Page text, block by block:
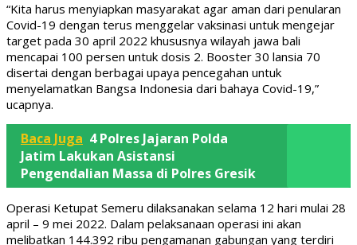
“Kita harus menyiapkan masyarakat agar aman dari penularan
Covid-19 dengan terus menggelar vaksinasi untuk mengejar
target pada 30 april 2022 khususnya wilayah jawa bali
mencapai 100 persen untuk dosis 2. Booster 30 lansia 70
disertai dengan berbagai upaya pencegahan untuk
menyelamatkan Bangsa Indonesia dari bahaya Covid-19,”
ucapnya.
Baca Juga 4 Polres Jajaran Polda
Jatim Lakukan Asistansi
Pengendalian Massa di Polres Gresik
Operasi Ketupat Semeru dilaksanakan selama 12 hari mulai 28
april – 9 mei 2022. Dalam pelaksanaan operasi ini akan
melibatkan 144.392 ribu pengamanan gabungan yang terdiri